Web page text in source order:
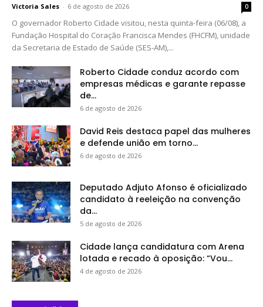
Victoria Sales - 6 de agosto de 2026 0
O governador Roberto Cidade visitou, nesta quinta-feira (06/08), a
Fundação Hospital do Coração Francisca Mendes (FHCFM), unidade
da Secretaria de Estado de Saúde (SES-AM),...
Roberto Cidade conduz acordo com
empresas médicas e garante repasse
de...
6 de agosto de 2026
David Reis destaca papel das mulheres
e defende união em torno...
6 de agosto de 2026
Deputado Adjuto Afonso é oficializado
candidato à reeleição na convenção
da...
5 de agosto de 2026
Cidade lança candidatura com Arena
lotada e recado à oposição: “Vou...
4 de agosto de 2026